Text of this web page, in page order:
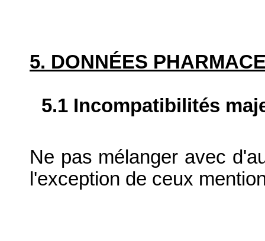
5. DONNÉES
5.1 Incompatibilités
Ne pas mélanger avec
l'exception de ceux